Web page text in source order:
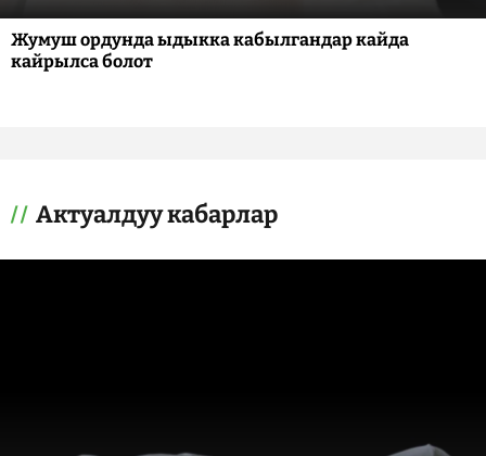
Жумуш ордунда ыдыкка кабылгандар кайда
кайрылса болот
Актуалдуу кабарлар